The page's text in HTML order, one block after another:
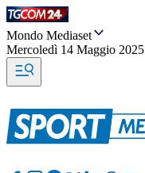
Mondo Mediaset
Mercoledì 14 Maggio 2025